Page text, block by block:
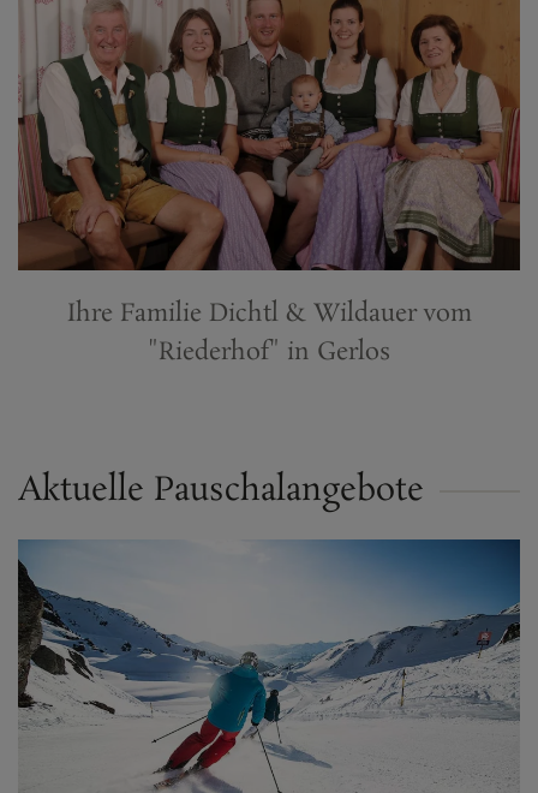
Ihre Familie Dichtl & Wildauer vom
"Riederhof" in Gerlos
Aktuelle Pauschalangebote